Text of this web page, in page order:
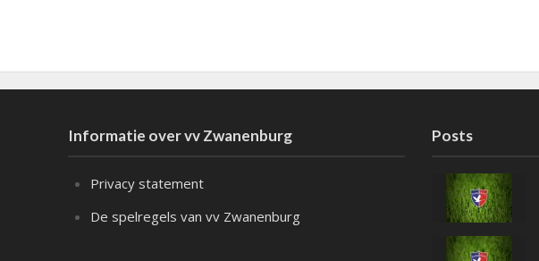
Informatie over vv Zwanenburg
Privacy statement
De spelregels van vv Zwanenburg
Posts